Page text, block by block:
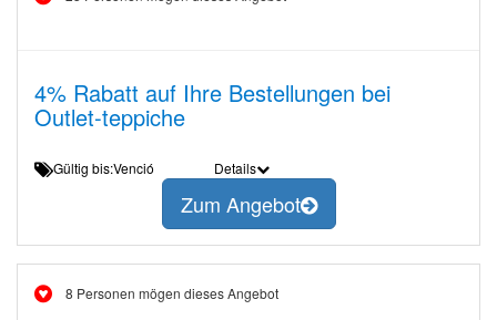
4% Rabatt auf Ihre Bestellungen bei
Outlet-teppiche
Gültig bis:Venció Details
Zum Angebot
8 Personen mögen dieses Angebot